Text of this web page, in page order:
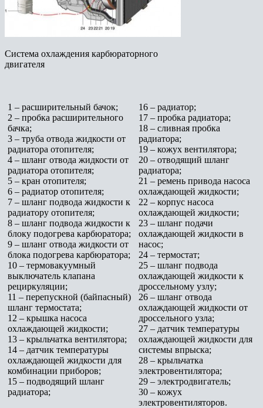
Система охлаждения карбюраторного
двигателя
1 – расширительный бачок;
2 – пробка расширительного
бачка;
3 – труба отвода жидкости от
радиатора отопителя;
4 – шланг отвода жидкости от
радиатора отопителя;
5 – кран отопителя;
6 – радиатор отопителя;
7 – шланг подвода жидкости к
радиатору отопителя;
8 – шланг подвода жидкости к
блоку подогрева карбюратора;
9 – шланг отвода жидкости от
блока подогрева карбюратора;
10 – термовакуумный
выключатель клапана
рециркуляции;
11 – перепускной (байпасный)
шланг термостата;
12 – крышка насоса
охлаждающей жидкости;
13 – крыльчатка вентилятора;
14 – датчик температуры
охлаждающей жидкости для
комбинации приборов;
15 – подводящий шланг
радиатора;
16 – радиатор;
17 – пробка радиатора;
18 – сливная пробка
радиатора;
19 – кожух вентилятора;
20 – отводящий шланг
радиатора;
21 – ремень привода насоса
охлаждающей жидкости;
22 – корпус насоса
охлаждающей жидкости;
23 – шланг подачи
охлаждающей жидкости в
насос;
24 – термостат;
25 – шланг подвода
охлаждающей жидкости к
дроссельному узлу;
26 – шланг отвода
охлаждающей жидкости от
дроссельного узла;
27 – датчик температуры
охлаждающей жидкости для
системы впрыска;
28 – крыльчатка
электровентилятора;
29 – электродвигатель;
30 – кожух
электровентиляторов.